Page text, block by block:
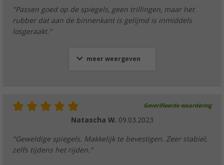
"Passen goed op de spiegels, geen trillingen, maar het
rubber dat aan de binnenkant is gelijmd is inmiddels
losgeraakt."
meer weergeven
Geverifieerde waardering
Natascha W. 09.03.2023
"Geweldige spiegels. Makkelijk te bevestigen. Zeer stabiel,
zelfs tijdens het rijden."